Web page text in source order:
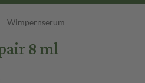
Wimpernserum
8 ml